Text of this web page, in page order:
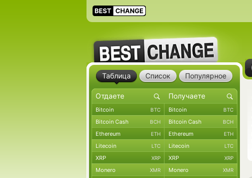
Таблица Список Популярное
Bitcoin BTC Bitcoin BTC
Bitcoin Cash BCH Bitcoin Cash BCH
Ethereum ETH Ethereum ETH
Litecoin LTC Litecoin LTC
XRP XRP XRP XRP
Monero XMR Monero XMR